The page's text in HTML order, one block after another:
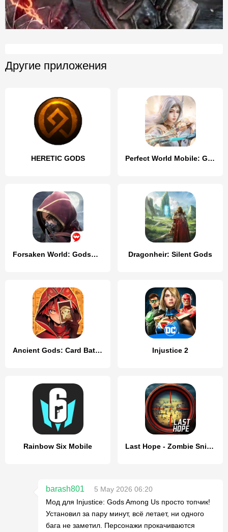
Другие приложения
HERETIC GODS Perfect World Mobile: Gods War
Forsaken World: Gods&Demons Dragonheir: Silent Gods
Ancient Gods: Card Battle RPG Injustice 2
Rainbow Six Mobile Last Hope - Zombie Sniper 3D
barash801
5 May 2026 06:20
Мод для Injustice: Gods Among Us просто топчик!
Установил за пару минут, всё летает, ни одного
бага не заметил. Персонажи прокачиваются